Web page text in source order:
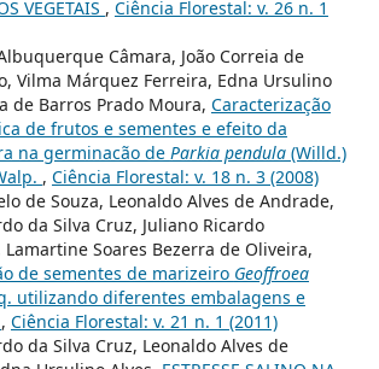
VEGETAIS , Ciência Florestal: v. 26 n. 1
Câmara, João Correia de
Vilma Márquez Ferreira, Edna Ursulino
de Barros Prado Moura, Caracterização
de frutos e sementes e efeito da
na germinacão de Parkia pendula (Willd.)
, Ciência Florestal: v. 18 n. 3 (2008)
de Souza, Leonaldo Alves de Andrade,
da Silva Cruz, Juliano Ricardo
Lamartine Soares Bezerra de Oliveira,
de sementes de marizeiro Geoffroea
utilizando diferentes embalagens e
, Ciência Florestal: v. 21 n. 1 (2011)
da Silva Cruz, Leonaldo Alves de